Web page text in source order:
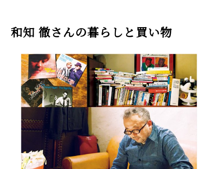
和知 徹さんの暮らしと買い物